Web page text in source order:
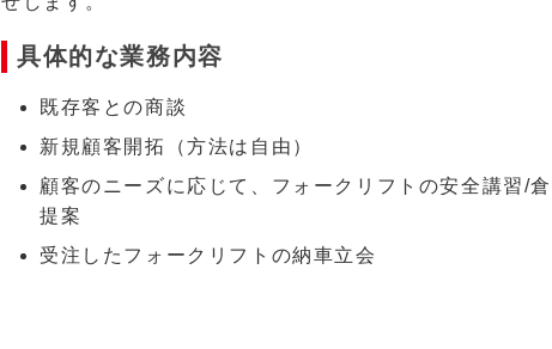
具体的な業務内容
既存客との商談
新規顧客開拓（方法は自由）
顧客のニーズに応じて、フォークリフトの安全講習/
提案
受注したフォークリフトの納車立会